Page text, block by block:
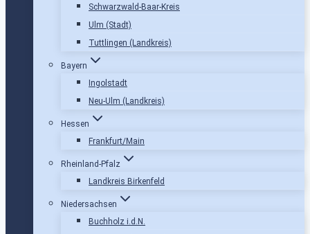
Schwarzwald-Baar-Kreis
Ulm (Stadt)
Tuttlingen (Landkreis)
Bayern
Ingolstadt
Neu-Ulm (Landkreis)
Hessen
Frankfurt/Main
Rheinland-Pfalz
Landkreis Birkenfeld
Niedersachsen
Buchholz i.d.N.